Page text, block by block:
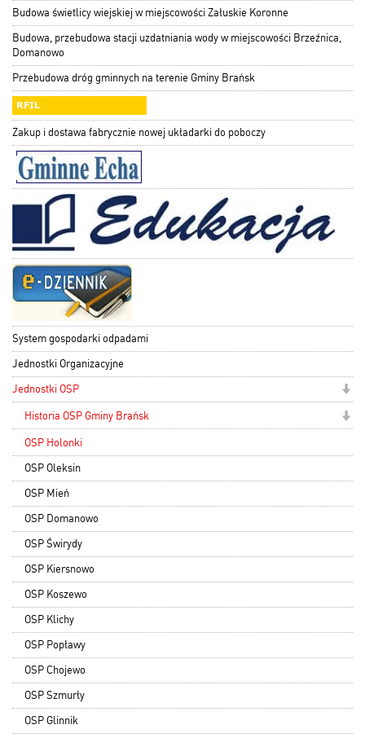
Budowa świetlicy wiejskiej w miejscowości Załuskie Koronne
Budowa, przebudowa stacji uzdatniania wody w miejscowości Brzeźnica,
Domanowo
Przebudowa dróg gminnych na terenie Gminy Brańsk
Zakup i dostawa fabrycznie nowej układarki do poboczy
System gospodarki odpadami
Jednostki Organizacyjne
Jednostki OSP
Historia OSP Gminy Brańsk
OSP Holonki
OSP Oleksin
OSP Mień
OSP Domanowo
OSP Świrydy
OSP Kiersnowo
OSP Koszewo
OSP Klichy
OSP Popławy
OSP Chojewo
OSP Szmurły
OSP Glinnik